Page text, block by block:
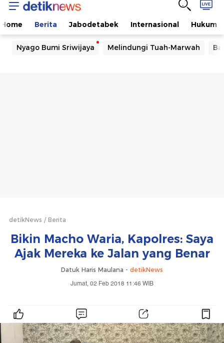
Home Berita Jabodetabek Internasional Hukum
Nyago Bumi Sriwijaya Melindungi Tuah-Marwah
detikNews Berita
Bikin Macho Waria, Kapolres: Saya
Ajak Mereka ke Jalan yang Benar
Datuk Haris Maulana - detikNews
Jumat, 02 Feb 2018 11:46 WIB